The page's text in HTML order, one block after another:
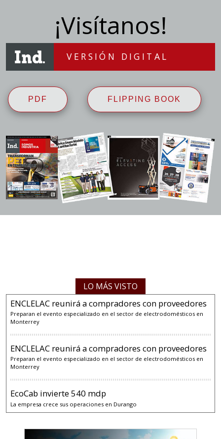
¡Visítanos!
VERSIÓN DIGITAL
PDF FLIPPING BOOK
LO MÁS VISTO
ENCLELAC reunirá a compradores con proveedores
Preparan el evento especializado en el sector de electrodomésticos en
Monterrey
ENCLELAC reunirá a compradores con proveedores
Preparan el evento especializado en el sector de electrodomésticos en
Monterrey
EcoCab invierte 540 mdp
La empresa crece sus operaciones en Durango